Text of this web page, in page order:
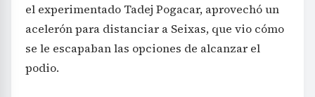
el experimentado Tadej Pogacar, aprovechó un
acelerón para distanciar a Seixas, que vio cómo
se le escapaban las opciones de alcanzar el
podio.